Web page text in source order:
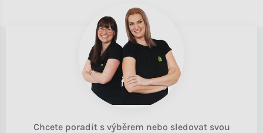
Chcete poradit s výběrem nebo sledovat svou